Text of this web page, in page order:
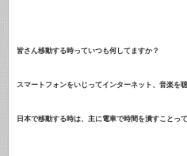
皆さん移動する時っていつも何してますか？
スマートフォンをいじってインターネット、音楽を
日本で移動する時は、主に電車で時間を潰すことっ